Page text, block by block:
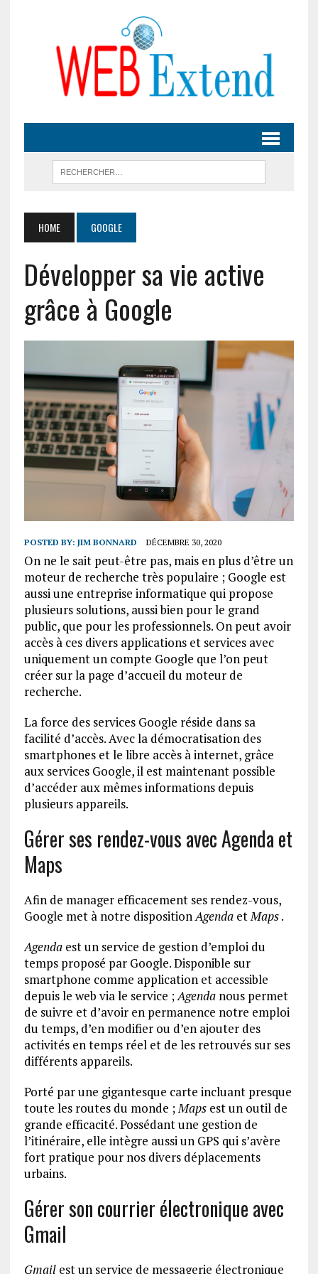
HOME GOOGLE
Développer sa vie active
grâce à Google
POSTED BY: JIM BONNARD DÉCEMBRE 30, 2020
On ne le sait peut-être pas, mais en plus d’être un
moteur de recherche très populaire ; Google est
aussi une entreprise informatique qui propose
plusieurs solutions, aussi bien pour le grand
public, que pour les professionnels. On peut avoir
accès à ces divers applications et services avec
uniquement un compte Google que l’on peut
créer sur la page d’accueil du moteur de
recherche.
La force des services Google réside dans sa
facilité d’accès. Avec la démocratisation des
smartphones et le libre accès à internet, grâce
aux services Google, il est maintenant possible
d’accéder aux mêmes informations depuis
plusieurs appareils.
Gérer ses rendez-vous avec Agenda et
Maps
Afin de manager efficacement ses rendez-vous,
Google met à notre dispositionAgenda etMaps.
Agendaest un service de gestion d’emploi du
temps proposé par Google. Disponible sur
smartphone comme application et accessible
depuis le web via le service ;Agenda nous permet
de suivre et d’avoir en permanence notre emploi
du temps, d’en modifier ou d’en ajouter des
activités en temps réel et de les retrouvés sur ses
différents appareils.
Porté par une gigantesque carte incluant presque
toute les routes du monde ;Mapsest un outil de
grande efficacité. Possédant une gestion de
l’itinéraire, elle intègre aussi un GPS qui s’avère
fort pratique pour nos divers déplacements
urbains.
Gérer son courrier électronique avec
Gmail
Gmailest un service de messagerie électronique